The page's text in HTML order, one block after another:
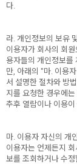
다.
라. 개인정보의 보유
이용자가 회사의 회
용자들의 개인정보를
만, 아래의 "마. 이용
서 설명한 절차와 방
지를 요청한 경우에
추후 열람이나 이용
마. 이용자 자신의 개
이용자는 언제든지
보를 조회하거나 수